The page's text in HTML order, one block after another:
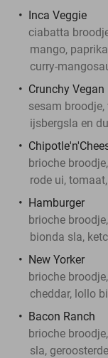
Inca Veggie
ciabatta
mango,
curry-
Crunchy Vegan
sesam
ijsbergsla en
brioche
rode ui,
Hamburger
brioche
bionda sla,
New Yorker
brioche
cheddar, lollo
Bacon Ranch
brioche
sla,